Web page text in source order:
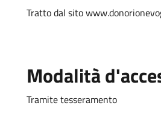
Tratto dal sito
Modalità
Tramite tesseramento